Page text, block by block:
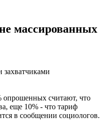
массированных
опрошенных считают, что
еще 10% - что тариф
в сообщении социологов.